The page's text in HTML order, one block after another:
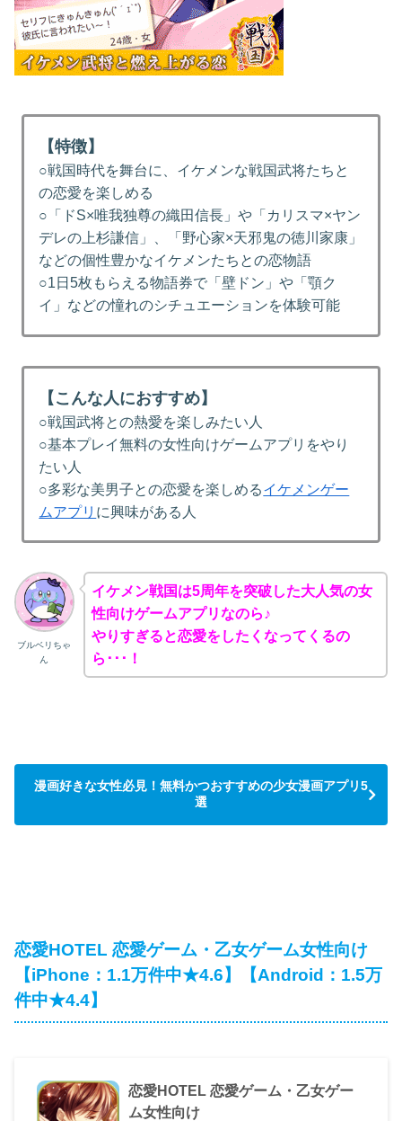
【特徴】
○戦国時代を舞台に、イケメンな戦国武将たちと
の恋愛を楽しめる
○「ドS×唯我独尊の織田信長」や「カリスマ×ヤン
デレの上杉謙信」、「野心家×天邪鬼の徳川家康」
などの個性豊かなイケメンたちとの恋物語
○1日5枚もらえる物語券で「壁ドン」や「顎ク
イ」などの憧れのシチュエーションを体験可能
【こんな人におすすめ】
○戦国武将との熱愛を楽しみたい人
○基本プレイ無料の女性向けゲームアプリをやり
たい人
○多彩な美男子との恋愛を楽しめるイケメンゲー
ムアプリ に興味がある人
ブルベリちゃ
ん
イケメン戦国は5周年を突破した大人気の女
性向けゲームアプリなのら♪
やりすぎると恋愛をしたくなってくるの
ら･･･！
漫画好きな女性必見！無料かつおすすめの少女漫画アプリ5
選
恋愛HOTEL 恋愛ゲーム・乙女ゲーム女性向‪け‬
【iPhone：1.1万件中★4.6】【Android：1.5万
件中★4.4】
恋愛HOTEL 恋愛ゲーム・乙女ゲー
ム女性向け